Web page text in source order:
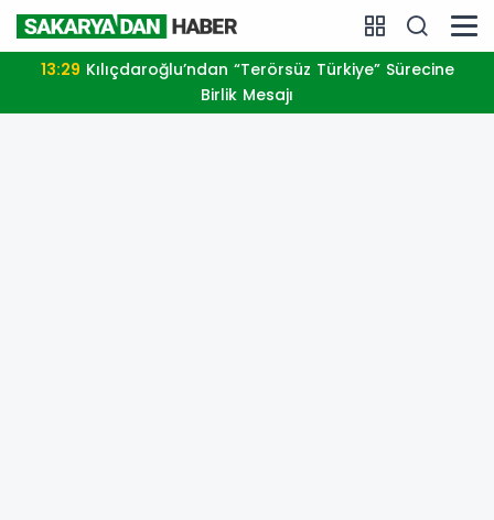
13:29
Birlik Mesajı